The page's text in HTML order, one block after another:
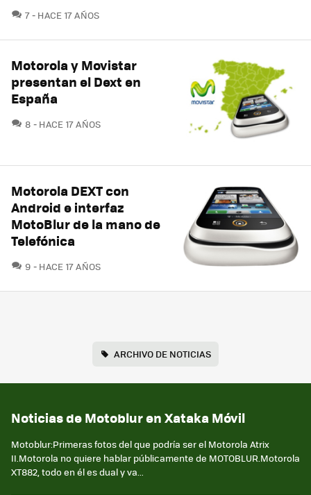
7COMENTARIOS
HACE 17 AÑOS
Motorola y Movistar
presentan el Dext en
España
8 COMENTARIOS
HACE 17 AÑOS
Motorola DEXT con
Android e interfaz
MotoBlur de la mano de
Telefónica
9 COMENTARIOS
HACE 17 AÑOS
ARCHIVO DE NOTICIAS
Noticias de Motoblur en Xataka Móvil
Motoblur:Primeras fotos del que podría ser el Motorola Atrix
II.Motorola no quiere hablar públicamente de MOTOBLUR.Motorola
XT882, todo en él es dual y va...